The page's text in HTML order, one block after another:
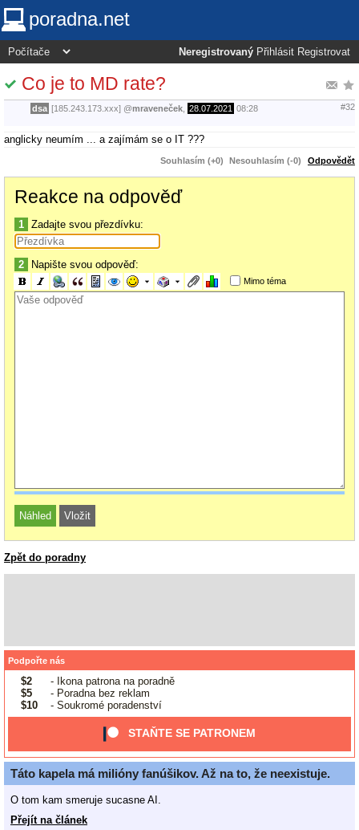
poradna.net
Neregistrovaný Přihlásit Registrovat
Co je to MD rate?
dsa [185.243.173.xxx] @mraveneček 28.07.2021 08:28 #32
anglicky neumím ... a zajímám se o IT ???
Souhlasím (+0) Nesouhlasím (-0) Odpovědět
Reakce na odpověď
1 Zadajte svou přezdívku:
2 Napište svou odpověď:
Mimo téma
Zpět do poradny
Podpořte nás
$2
- Ikona patrona na poradně
$5
- Poradna bez reklam
$10
- Soukromé poradenství
STAŇTE SE PATRONEM
Táto kapela má milióny fanúšikov. Až na to, že neexistuje.
O tom kam smeruje sucasne AI.
Přejít na článek